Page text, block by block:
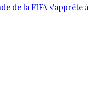
de la FIFA s'apprête à